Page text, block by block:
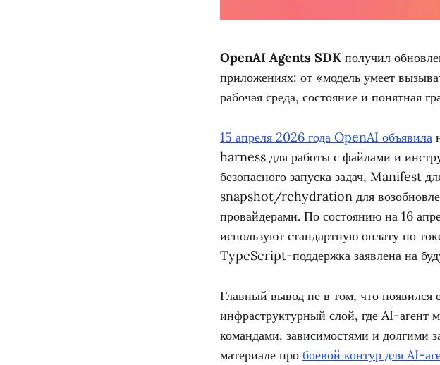
OpenAI Agents SDK получил
приложениях: от «модель умеет
рабочая среда, состояние и понятная
15 апреля 2026 года OpenAI объявила
harness для работы с файлами и
безопасного запуска задач, Manifest
snapshot/rehydration для
провайдерами. По состоянию на 16
используют стандартную оплату по
TypeScript-поддержка заявлена на
Главный вывод не в том, что
инфраструктурный слой, где AI-агент
командами, зависимостями и долгими
материале про боевой контур для AI-